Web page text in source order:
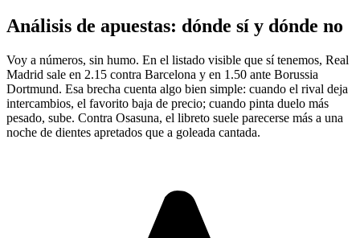
Análisis de apuestas: dónde sí y dónde no
Voy a números, sin humo. En el listado visible que sí tenemos, Real
Madrid sale en 2.15 contra Barcelona y en 1.50 ante Borussia
Dortmund. Esa brecha cuenta algo bien simple: cuando el rival deja
intercambios, el favorito baja de precio; cuando pinta duelo más
pesado, sube. Contra Osasuna, el libreto suele parecerse más a una
noche de dientes apretados que a goleada cantada.